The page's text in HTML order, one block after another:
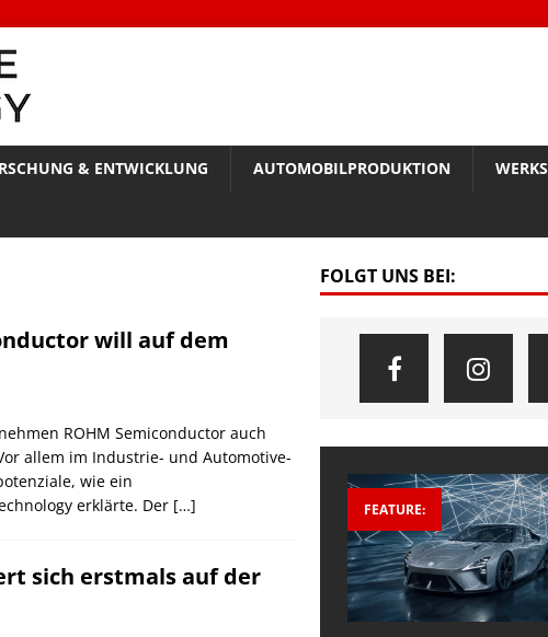
& ENTWICKLUNG AUTOMOBILPRODUKTION
will auf dem
ROHM Semiconductor auch
allem im Industrie- und Automotive-
wie ein
erklärte. Der […]
sich erstmals auf der
FOLGT UNS BEI:
FEATURE: